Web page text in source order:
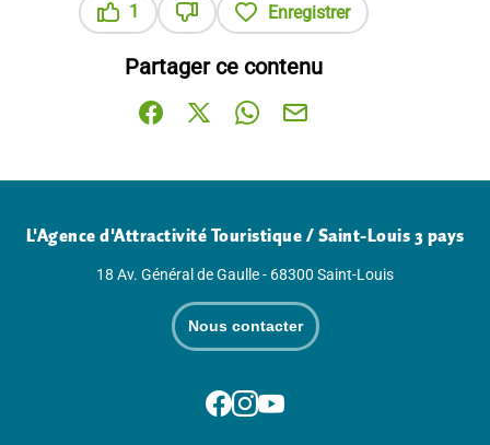
1
Enregistrer
Partager ce contenu
Partager sur Facebook (nouvelle fenêtre)
Partager sur X / Twitter (nouvelle
Partager sur WhatsApp
Partager par mail
L'Agence d'Attractivité Touristique / Saint-Louis 3 pays
18 Av. Général de Gaulle - 68300 Saint-Louis
Nous contacter
Suivez-nous sur Facebook
Suivez-nous sur Instagram
Suivez-nous sur Youtube